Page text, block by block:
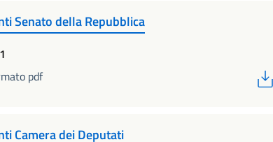
Senato della Repubblica
pdf
Camera dei Deputati